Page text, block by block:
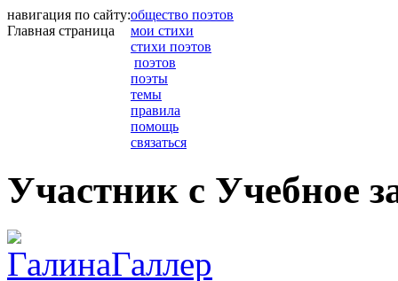
навигация по сайту:
Главная страница
общество поэтов
мои стихи
стихи поэтов
поэтов
поэты
темы
правила
помощь
связаться
Участник с Учебное